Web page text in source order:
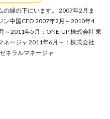
の縁の下にいます。 2007年2月ま
ン中国CEO 2007年2月～2010年4
～2011年5月：ONE-UP 株式会社 東
ネージャ 2011年6月～：株式会社
ネラルマネージャ